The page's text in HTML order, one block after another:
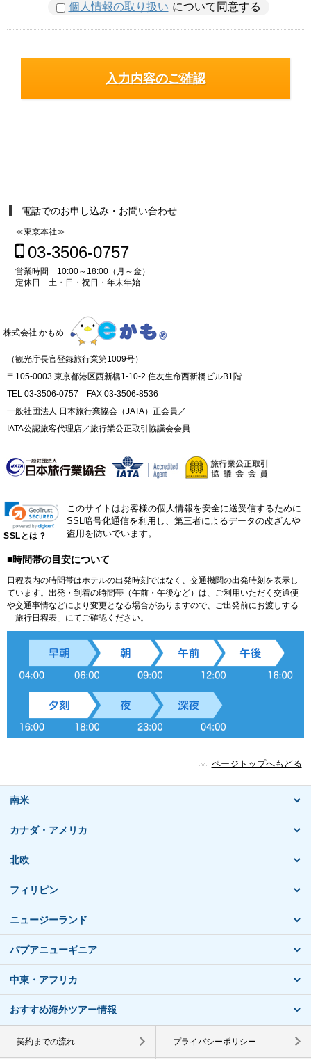
個人情報の取り扱い について同意する
電話でのお申し込み・お問い合わせ
≪東京本社≫
03-3506-0757
営業時間 10:00～18:00（月～金）
定休日 土・日・祝日・年末年始
株式会社 かもめ
（観光庁長官登録旅行業第1009号）
〒105-0003 東京都港区西新橋1-10-2 住友生命西新橋ビルB1階
TEL 03-3506-0757 FAX 03-3506-8536
一般社団法人 日本旅行業協会（JATA）正会員／
IATA公認旅客代理店／旅行業公正取引協議会会員
SSLとは？
このサイトはお客様の個人情報を安全に送受信するために
SSL暗号化通信を利用し、第三者によるデータの改ざんや
盗用を防いでいます。
■時間帯の目安について
日程表内の時間帯はホテルの出発時刻ではなく、交通機関の出発時刻を表示し
ています。出発・到着の時間帯（午前・午後など）は、ご利用いただく交通便
や交通事情などにより変更となる場合がありますので、ご出発前にお渡しする
「旅行日程表」にてご確認ください。
ページトップへもどる
南米
カナダ・アメリカ
北欧
フィリピン
ニュージーランド
パプアニューギニア
中東・アフリカ
おすすめ海外ツアー情報
契約までの流れ プライバシーポリシー